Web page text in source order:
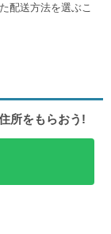
配送方法を選ぶこ
所をもらおう!